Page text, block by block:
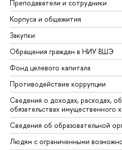
Преподаватели и сотрудники
Корпуса и общежития
Закупки
Обращения граждан в НИУ ВШЭ
Фонд целевого капитала
Противодействие коррупции
Сведения о доходах, расходах,
обязательствах имущественного
Сведения об образовательной
Людям с ограниченными